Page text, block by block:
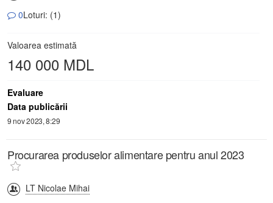
0Loturi: (1)
Valoarea estimată
140 000 MDL
Evaluare
Data publicării
9 nov 2023, 8:29
Procurarea produselor alimentare pentru anul 2023
LT Nicolae Mihai